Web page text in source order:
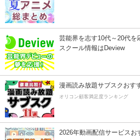
芸能界を志す10代～20代を
スクール情報はDeview
漫画読み放題サブスクおす
オリコン顧客満足度ランキング
2026年動画配信サービスお